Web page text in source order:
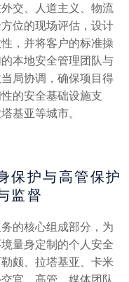
交、人道主义、物流
位的现场评估，设计
，并将客户的标准操
本地安全管理团队与
局协调，确保项目得
的安全基础设施支
基亚等城市。
保护与高管保护
监督
的核心组成部分，为
量身定制的个人安全
颇、拉塔基亚、卡米